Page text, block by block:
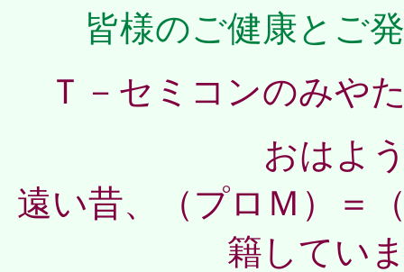
皆様のご健康とご
Ｔ－セミコンのみや
おはよ
遠い昔、（プロＭ）＝
籍してい